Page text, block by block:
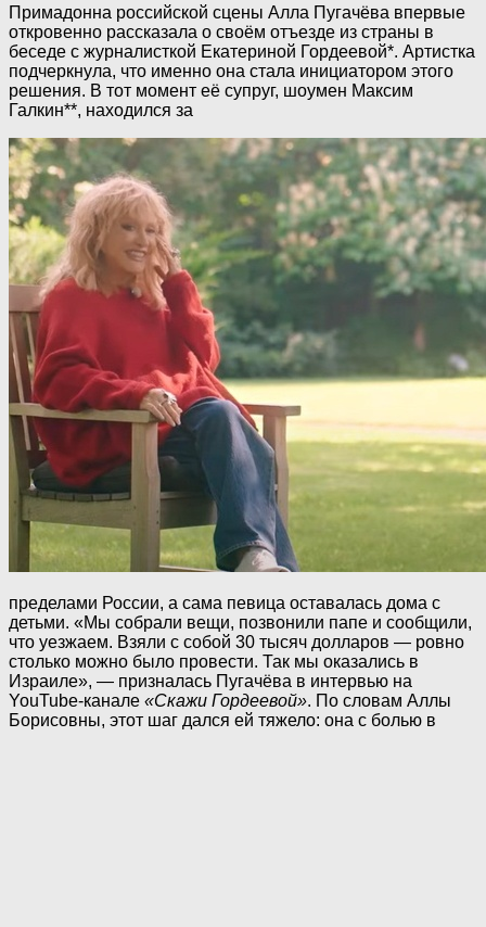
Примадонна российской сцены Алла Пугачёва впервые
откровенно рассказала о своём отъезде из страны в
беседе с журналисткой Екатериной Гордеевой*. Артистка
подчеркнула, что именно она стала инициатором этого
решения. В тот момент её супруг, шоумен Максим
Галкин**, находился за
пределами России, а сама певица оставалась дома с
детьми. «Мы собрали вещи, позвонили папе и сообщили,
что уезжаем. Взяли с собой 30 тысяч долларов — ровно
столько можно было провести. Так мы оказались в
Израиле», — призналась Пугачёва в интервью на
YouTube-канале «Скажи Гордеевой». По словам Аллы
Борисовны, этот шаг дался ей тяжело: она с болью в